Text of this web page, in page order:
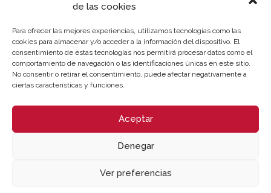
de las cookies
Para ofrecer las mejores experiencias, utilizamos tecnologías como las
cookies para almacenar y/o acceder a la información del dispositivo. El
consentimiento de estas tecnologías nos permitirá procesar datos como el
comportamiento de navegación o las identificaciones únicas en este sitio.
No consentir o retirar el consentimiento, puede afectar negativamente a
ciertas características y funciones.
Aceptar
Denegar
Ver preferencias
CONTACTO
Andrés Masmano
963 103 996
amasmano@camaravalencia.com